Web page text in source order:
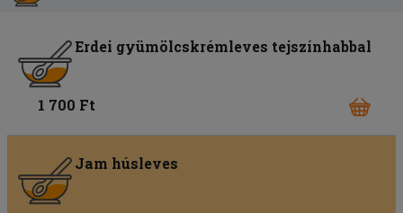
Erdei gyümölcskrémleves tejszínhabbal
1 700 Ft
Jam húsleves